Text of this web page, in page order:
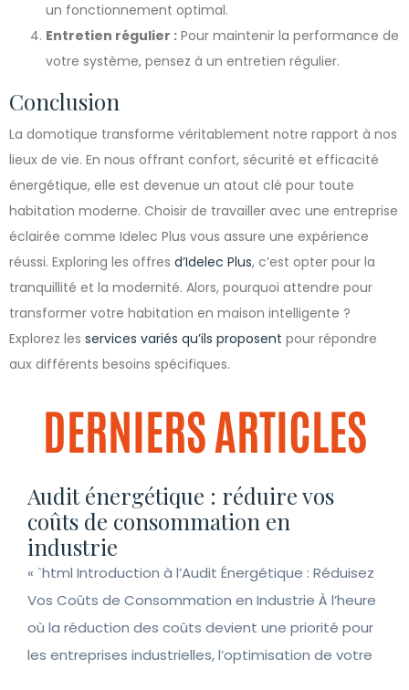
un fonctionnement optimal.
Entretien régulier : Pour maintenir la performance de
votre système, pensez à un entretien régulier.
Conclusion
La domotique transforme véritablement notre rapport à nos
lieux de vie. En nous offrant confort, sécurité et efficacité
énergétique, elle est devenue un atout clé pour toute
habitation moderne. Choisir de travailler avec une entreprise
éclairée comme Idelec Plus vous assure une expérience
réussi. Exploring les offres d’Idelec Plus, c’est opter pour la
tranquillité et la modernité. Alors, pourquoi attendre pour
transformer votre habitation en maison intelligente ?
Explorez les services variés qu’ils proposent pour répondre
aux différents besoins spécifiques.
DERNIERS ARTICLES
Audit énergétique : réduire vos
coûts de consommation en
industrie
« `html Introduction à l’Audit Énergétique : Réduisez
Vos Coûts de Consommation en Industrie À l’heure
où la réduction des coûts devient une priorité pour
les entreprises industrielles, l’optimisation de votre